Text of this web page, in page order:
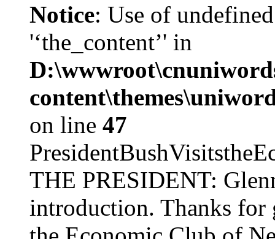
Notice: Use of
'‘the_content’' in
on line 47
THE PRESIDENT:
introduction. Thanks for